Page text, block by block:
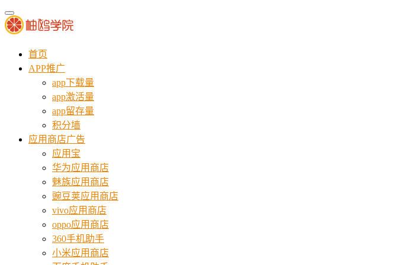
首页
APP推广
app下载量
app激活量
app留存量
积分墙
应用商店广告
应用宝
华为应用商店
魅族应用商店
豌豆荚应用商店
vivo应用商店
oppo应用商店
360手机助手
小米应用商店